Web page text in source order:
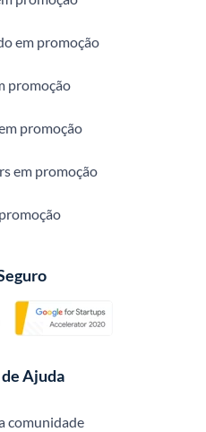
em promoção
promoção
promoção
em promoção
Ajuda
comunidade